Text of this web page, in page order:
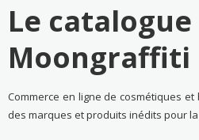
Le catalogue
Moongraffiti
Commerce en ligne de cosmétiques
des marques et produits inédits pour